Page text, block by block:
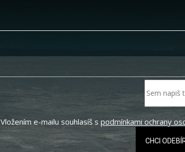
Vložením e-mailu souhlasíš spodmínkami ochrany
CHCI